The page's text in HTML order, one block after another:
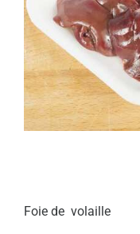
Foie de volaille